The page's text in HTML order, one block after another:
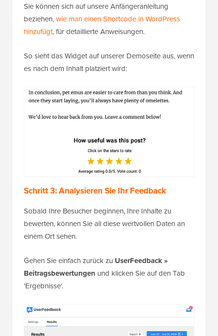
Sie können sich auf unsere Anfängeranleitung
beziehen,wie man einen Shortcode in WordPress
hinzufügt, für detaillierte Anweisungen.
So sieht das Widget auf unserer Demoseite aus, wenn
es nach dem Inhalt platziert wird:
Schritt 3: Analysieren Sie Ihr Feedback
Sobald Ihre Besucher beginnen, Ihre Inhalte zu
bewerten, können Sie all diese wertvollen Daten an
einem Ort sehen.
Gehen Sie einfach zurück zu UserFeedback »
Beitragsbewertungen und klicken Sie auf den Tab
'Ergebnisse'.